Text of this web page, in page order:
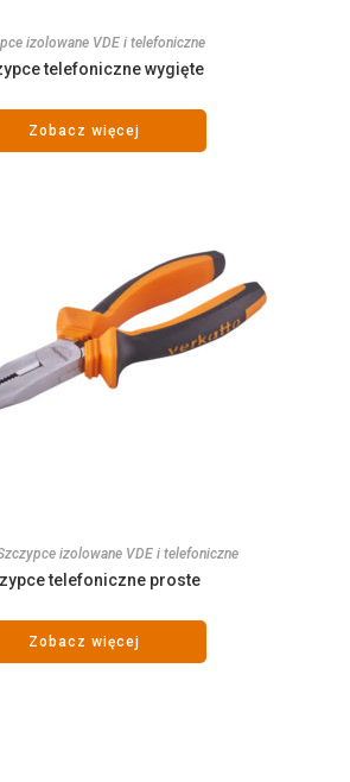
izolowane VDE i telefoniczne
telefoniczne wygięte
Zobacz więcej
izolowane VDE i telefoniczne
telefoniczne proste
Zobacz więcej